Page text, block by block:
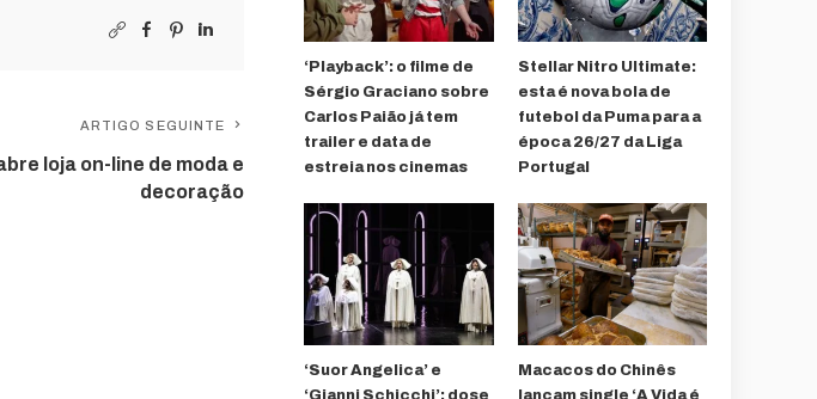
ARTIGO SEGUINTE
loja on-line de moda e
decoração
‘Playback’: o filme de
Sérgio Graciano sobre
Carlos Paião já tem
trailer e data de
estreia nos cinemas
Stellar Nitro Ultimate:
esta é nova bola de
futebol da Puma para a
época 26/27 da Liga
Portugal
‘Suor Angelica’ e
‘Gianni Schicchi’: dose
Macacos do Chinês
lançam single ‘A Vida é